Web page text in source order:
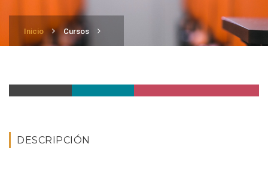
Inicio Cursos
DESCRIPCIÓN